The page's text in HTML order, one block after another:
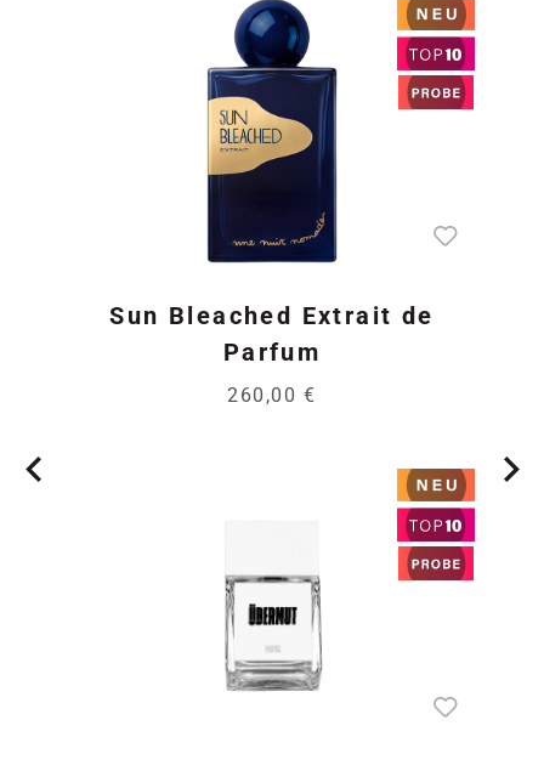
Sun Bleached Extrait de
Parfum
260,00 €